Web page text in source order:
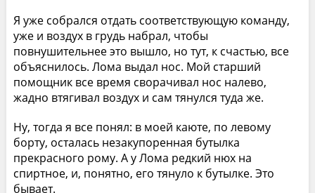
Я уже собрался отдать соответствующую команду,
уже и воздух в грудь набрал, чтобы
повнушительнее это вышло, но тут, к счастью, все
объяснилось. Лома выдал нос. Мой старший
помощник все время сворачивал нос налево,
жадно втягивал воздух и сам тянулся туда же.
Ну, тогда я все понял: в моей каюте, по левому
борту, осталась незакупоренная бутылка
прекрасного рому. А у Лома редкий нюх на
спиртное, и, понятно, его тянуло к бутылке. Это
бывает.